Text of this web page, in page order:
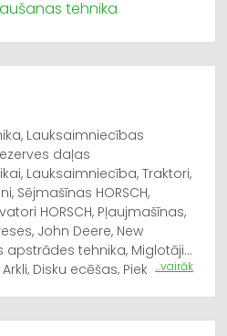
tehnika
Lauksaimniecības
daļas
Lauksaimniecība, Traktori,
Sējmašīnas HORSCH,
HORSCH, Pļaujmašīnas,
John Deere, New
apstrādes tehnika, Miglotāji,
Disku ecēšas, Piekabes,
...vairāk